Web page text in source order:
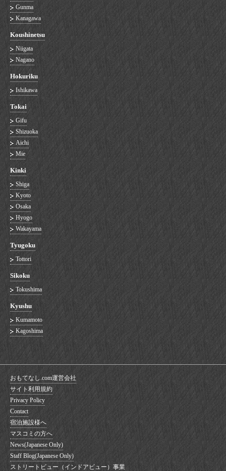
Gunma
Kanagawa
Koushinetsu
Niigata
Nagano
Hokuriku
Ishikawa
Tokai
Gifu
Shizuoka
Aichi
Mie
Kinki
Shiga
Kyoto
Osaka
Hyogo
Wakayama
Tyugoku
Tottori
Sikoku
Tokushima
Kyushu
Kumamoto
Kagoshima
おもてなし.com運営会社
サイト利用規約
Privacy Policy
Contact
宿泊施設様へ
マスコミの方へ
News(Japanese Only)
Staff Blog(Japanese Only)
ストリートビュー（インドアビュー）事業